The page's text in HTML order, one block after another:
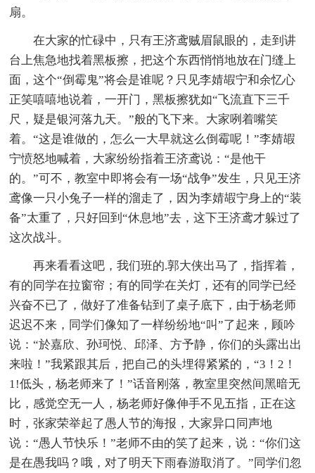
扇。
在大家的忙碌中，只有王济鸢贼眉鼠眼的，走到讲
台上焦急地找着黑板擦，把这个东西悄悄地放在门缝上
面，这个“倒霉鬼”将会是谁呢？只见李婧嘏宁和余忆心
正笑嘻嘻地说着，一开门，黑板擦犹如“飞流直下三千
尺，疑是银河落九天。”般的飞下来。大家咧着嘴笑
着。“这是谁做的，怎么一大早就这么倒霉呢！”李婧嘏
宁愤怒地喊着，大家纷纷指着王济鸢说：“是他干
的。”可不，教室中即将会有一场“战争”发生，只见王济
鸢像一只小兔子一样的溜走了，因为李婧嘏宁身上的“装
备”太重了，只好回到“休息地”去，这下王济鸢才躲过了
这次战斗。
再来看看这吧，我们班的.郭大侠出马了，指挥着，
有的同学在拉窗帘；有的同学在关灯，还有的同学已经
兴奋不已了，做好了准备钻到了桌子底下，由于杨老师
迟迟不来，同学们像知了一样纷纷地“叫”了起来，顾吟
说：“於嘉欣、孙珂悦、邱泽、方予静，你们的头露出出
来啦！”我紧跟其后，把自己的头埋得紧紧的，“3！2！
1!低头，杨老师来了！”话音刚落，教室里突然间黑暗无
比，感觉空无一人，杨老师好像伸手不见五指，正在这
时，张家荣举起了愚人节的海报，大家异口同声地
说：“愚人节快乐！”老师不由的笑了起来，说：“你们这
是在愚我吗？哦，对了明天下雨春游取消了。”同学们忽